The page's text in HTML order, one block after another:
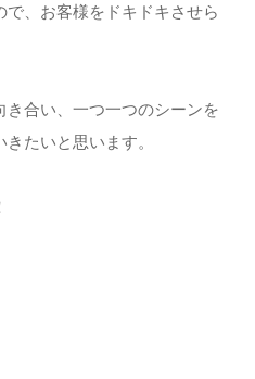
、お客様をドキドキさせら
き合い、一つ一つのシーンを
たいと思います。